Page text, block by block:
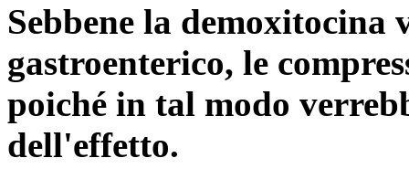
Sebbene la demoxitocina
gastroenterico, le
poiché in tal modo
dell'effetto.